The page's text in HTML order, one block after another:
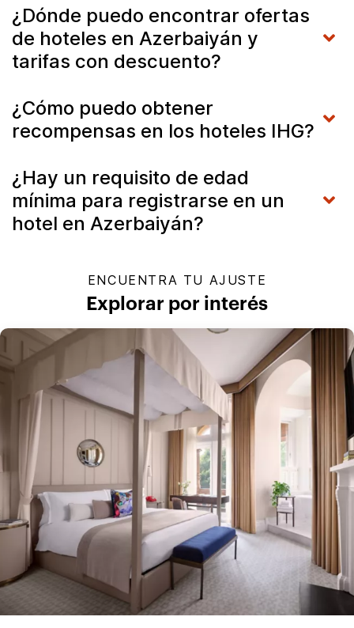
¿Dónde puedo encontrar ofertas
de hoteles en Azerbaiyán y
tarifas con descuento?
¿Cómo puedo obtener
recompensas en los hoteles IHG?
¿Hay un requisito de edad
mínima para registrarse en un
hotel en Azerbaiyán?
ENCUENTRA TU AJUSTE
Explorar por interés